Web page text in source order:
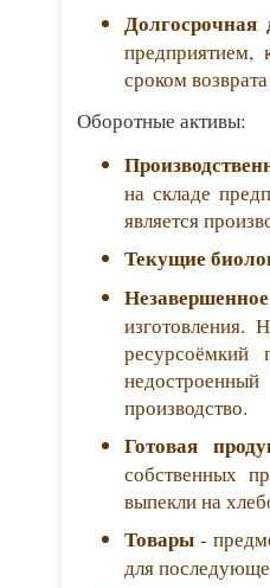
Долгосрочная
сроком
Оборотные активы:
на складе
является
Текущие
изготовления.
ресурсоёмкий
производство.
Готовая
собственных
выпекли на
Товары -
для